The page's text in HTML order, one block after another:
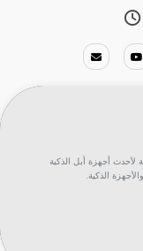
لأحدث أجهزة أبل الذكية
الذكية.